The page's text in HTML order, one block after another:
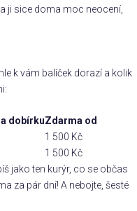
ji sice doma moc neocení,
k vám balíček dorazí a kolik
dobírkuZdarma od
1 500 Kč
1 500 Kč
jako ten kurýr, co se občas
za pár dní! A nebojte, šesté